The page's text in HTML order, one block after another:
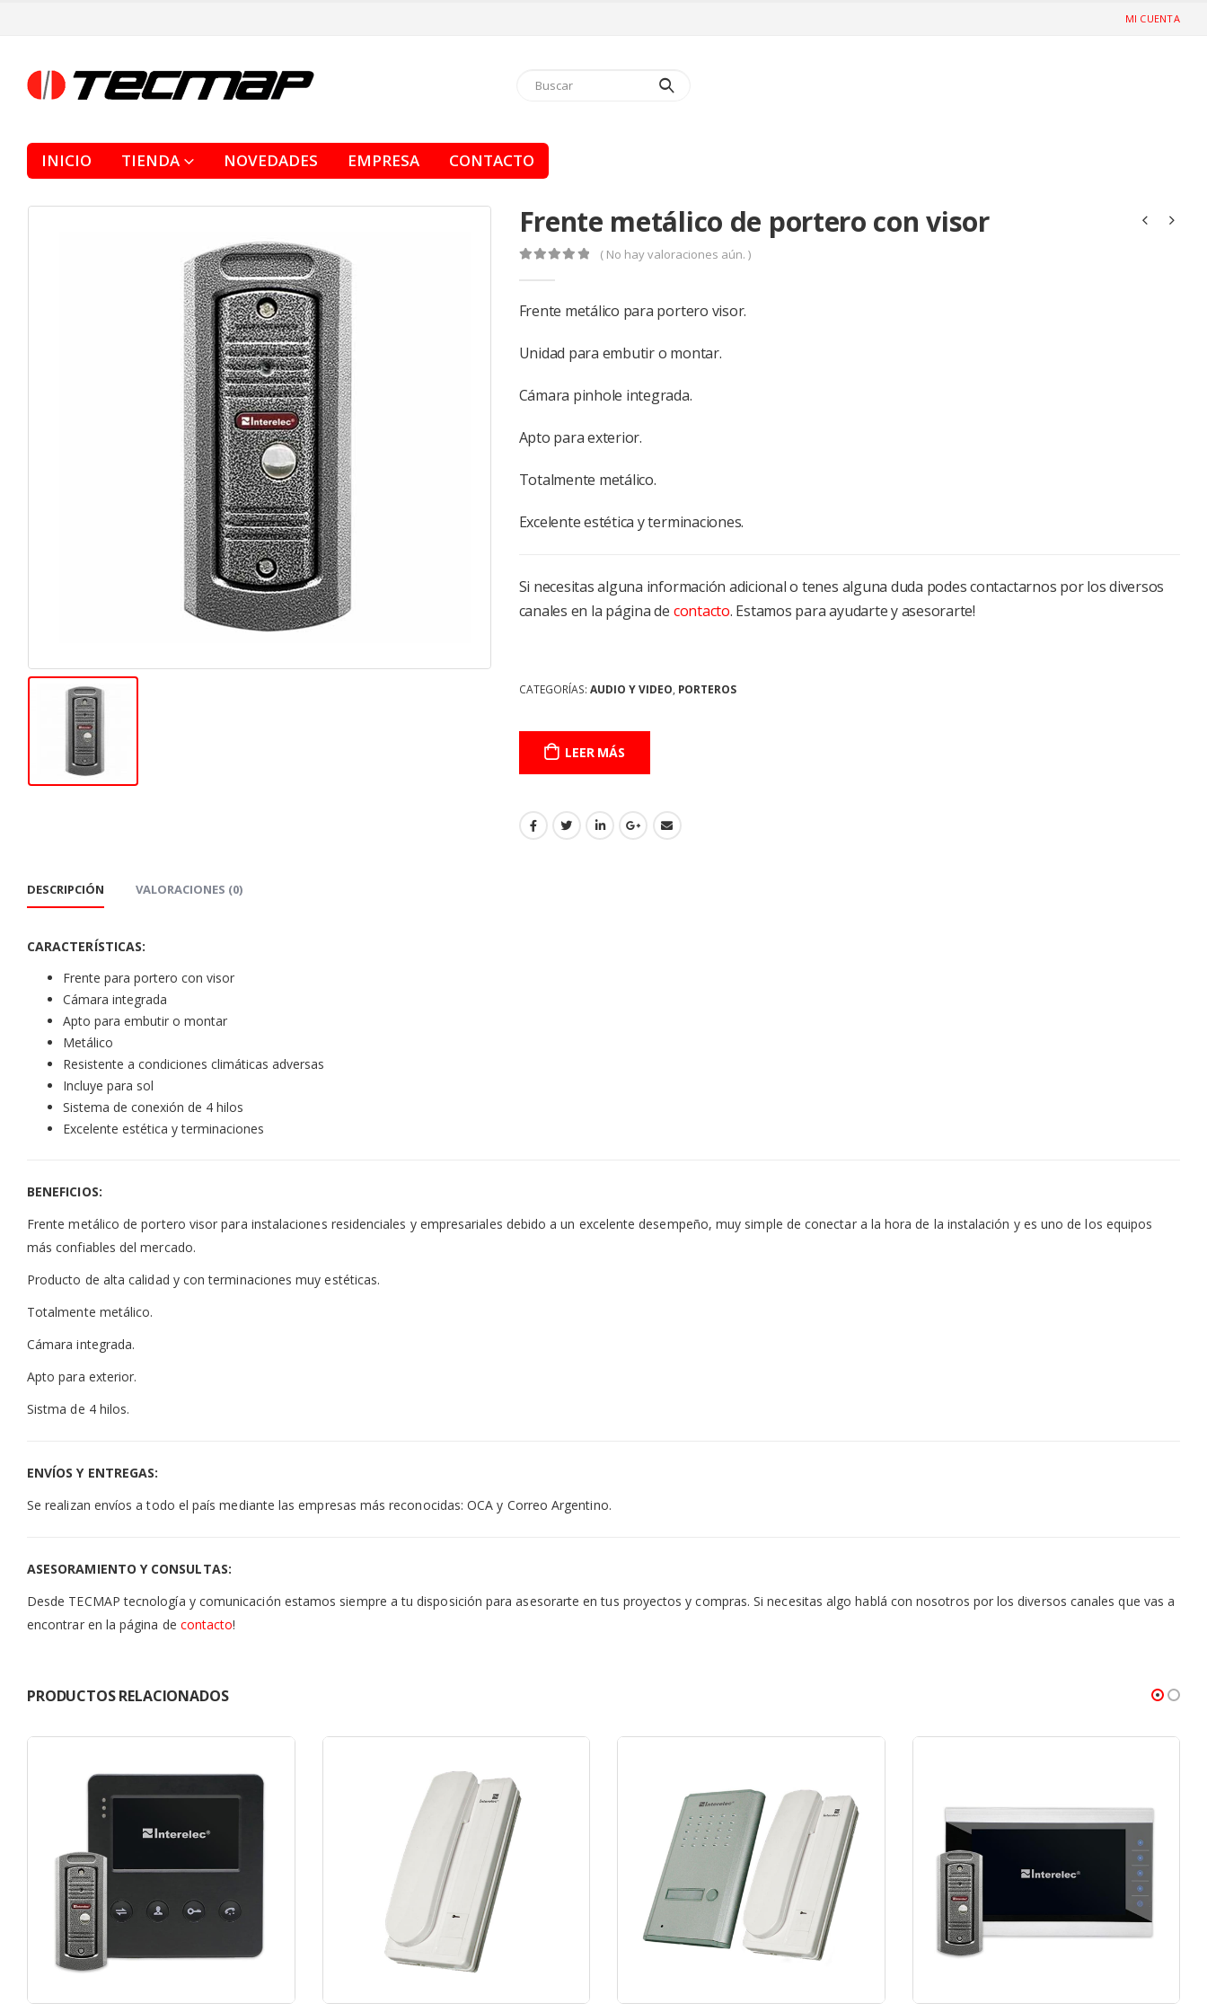
MI CUENTA
INICIO TIENDA NOVEDADES EMPRESA CONTACTO
Frente metálico de portero con visor
( No hay valoraciones aún. )
Frente metálico para portero visor.
Unidad para embutir o montar.
Cámara pinhole integrada.
Apto para exterior.
Totalmente metálico.
Excelente estética y terminaciones.
Si necesitas alguna información adicional o tenes alguna duda podes contactarnos por los diversos
canales en la página de contacto. Estamos para ayudarte y asesorarte!
CATEGORÍAS: AUDIO Y VIDEO, PORTEROS
LEER MÁS
DESCRIPCIÓN VALORACIONES (0)
CARACTERÍSTICAS:
Frente para portero con visor
Cámara integrada
Apto para embutir o montar
Metálico
Resistente a condiciones climáticas adversas
Incluye para sol
Sistema de conexión de 4 hilos
Excelente estética y terminaciones
BENEFICIOS:
Frente metálico de portero visor para instalaciones residenciales y empresariales debido a un excelente desempeño, muy simple de conectar a la hora de la instalación y es uno de los equipos
más confiables del mercado.
Producto de alta calidad y con terminaciones muy estéticas.
Totalmente metálico.
Cámara integrada.
Apto para exterior.
Sistma de 4 hilos.
ENVÍOS Y ENTREGAS:
Se realizan envíos a todo el país mediante las empresas más reconocidas: OCA y Correo Argentino.
ASESORAMIENTO Y CONSULTAS:
Desde TECMAP tecnología y comunicación estamos siempre a tu disposición para asesorarte en tus proyectos y compras. Si necesitas algo hablá con nosotros por los diversos canales que vas a
encontrar en la página de contacto!
PRODUCTOS RELACIONADOS